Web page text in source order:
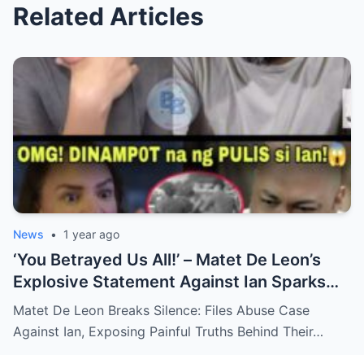
Related Articles
News • 1 year ago
‘You Betrayed Us All!’ – Matet De Leon’s
Explosive Statement Against Ian Sparks
National Outrage Over Family Secrets and
Long-Buried Conflicts
Matet De Leon Breaks Silence: Files Abuse Case
Against Ian, Exposing Painful Truths Behind Their…